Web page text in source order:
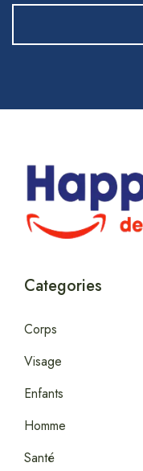
Categories
Corps
Visage
Enfants
Homme
Santé